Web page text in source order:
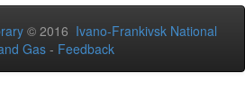
© 2016 Ivano-Frankivsk National
Gas - Feedback